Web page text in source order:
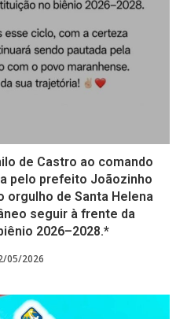
de Castro ao comando
pelo prefeito Joãozinho
orgulho de Santa Helena
seguir à frente da
2026–2028.*
05/2026